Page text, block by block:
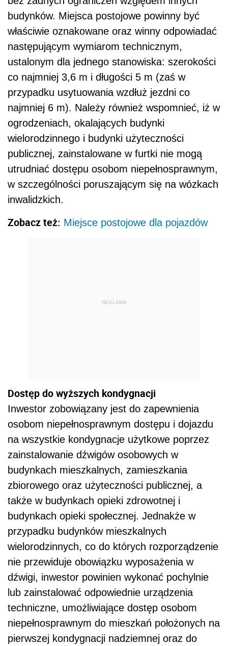
budynków. Miejsca postojowe powinny być
właściwie oznakowane oraz winny odpowiadać
następującym wymiarom technicznym,
ustalonym dla jednego stanowiska: szerokości
co najmniej 3,6 m i długości 5 m (zaś w
przypadku usytuowania wzdłuż jezdni co
najmniej 6 m). Należy również wspomnieć, iż w
ogrodzeniach, okalających budynki
wielorodzinnego i budynki użyteczności
publicznej, zainstalowane w furtki nie mogą
utrudniać dostępu osobom niepełnosprawnym,
w szczególności poruszającym się na wózkach
inwalidzkich.
Zobacz też: Miejsce postojowe dla pojazdów
REKLAMA
Dostęp do wyższych kondygnacji
Inwestor zobowiązany jest do zapewnienia
osobom niepełnosprawnym dostępu i dojazdu
na wszystkie kondygnacje użytkowe poprzez
zainstalowanie dźwigów osobowych w
budynkach mieszkalnych, zamieszkania
zbiorowego oraz użyteczności publicznej, a
także w budynkach opieki zdrowotnej i
budynkach opieki społecznej. Jednakże w
przypadku budynków mieszkalnych
wielorodzinnych, co do których rozporządzenie
nie przewiduje obowiązku wyposażenia w
dźwigi, inwestor powinien wykonać pochylnie
lub zainstalować odpowiednie urządzenia
techniczne, umożliwiające dostęp osobom
niepełnosprawnym do mieszkań położonych na
pierwszej kondygnacji nadziemnej oraz do